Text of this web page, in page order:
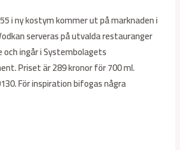
i ny kostym kommer ut på marknaden i
serveras på utvalda restauranger
och ingår i Systembolagets
Priset är 289 kronor för 700 ml.
För inspiration bifogas några